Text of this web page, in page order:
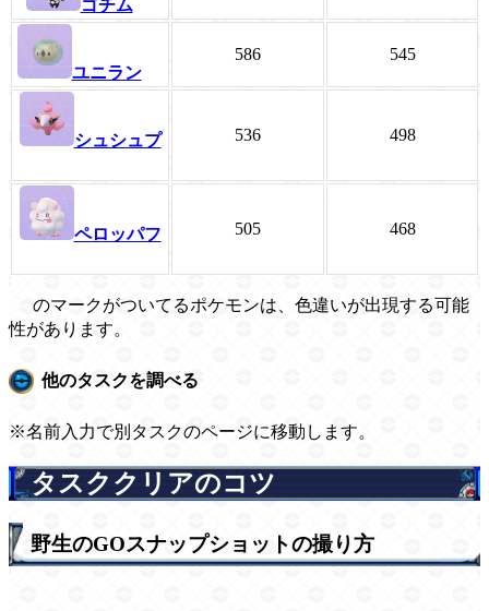
ゴチム
ユニラン
586 545
シュシュプ 536 498
ペロッパフ 505 468
のマークがついてるポケモンは、色違いが出現する可能
性があります。
他のタスクを調べる
※名前入力で別タスクのページに移動します。
タスククリアのコツ
野生のGOスナップショットの撮り方